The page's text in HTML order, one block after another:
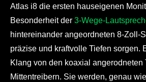
Atlas i8 die ersten hauseigenen
Besonderheit der 3-Wege-
hintereinander angeordneten 8-Zoll-
präzise und kraftvolle Tiefen sorgen.
Klang von den koaxial angerodneten
Mittentreibern. Sie werden, genau